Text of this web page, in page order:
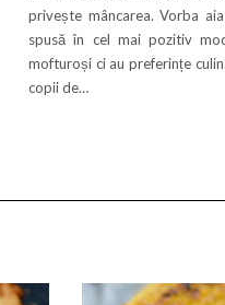
privește mâncarea. Vorba
spusă în cel mai pozitiv
mofturoși ci au preferințe
copii de…